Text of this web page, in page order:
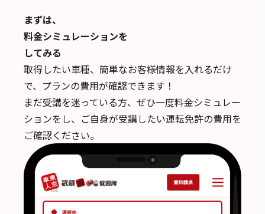
まずは、
料金シミュレーションを
してみる
取得したい車種、簡単なお客様情報を入れるだけ
で、 プランの費用が確認できます！
まだ受講を迷っている方、ぜひ一度料金シミュレー
ションをし、ご自身が受講したい運転免許の費用を
ご確認ください。